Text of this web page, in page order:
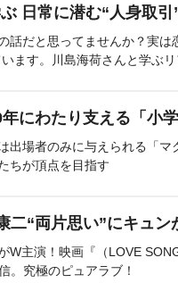
日常に潜む“人身取引
話だと思ってませんか？実
ます。川島海荷さんと学ぶリ
にわたり支える「小学
出場者のみに与えられる「マ
ちが頂点を目指す
二“両片思い”にキュン
W主演！映画『（LOVE
。究極のピュアラブ！